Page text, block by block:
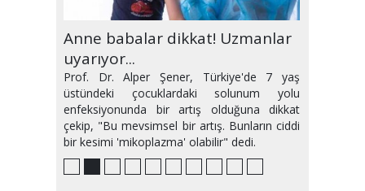
Randevuya gitmeyene yasak
geliyor!
Anne babalar dikkat! Uzmanlar
uyarıyor...
Prof. Dr. Alper Şener, Türkiye'de 7 yaş
üstündeki çocuklardaki solunum yolu
enfeksiyonunda bir artış olduğuna dikkat
çekip, "Bu mevsimsel bir artış. Bunların ciddi
bir kesimi 'mikoplazma' olabilir" dedi.
Hipertansiyona neden olan 6
hatalı alışkanlık!
Gebeliğin ilk üç ayı nasıl
geçirilmeli?
Güneşin ciltte en sık yol açtığı 5
hastalık
Klima hastalığı mı yoksa covid-
19 mu?
Türkiye'de maymun çiçeği
şüphesi
Sıvı kaybını 'meyve suyu' ile
önleyin
Ramazan'da kimler oruç
tutmamalı?
Güncelleme yapmayan sağlık
hizmeti alamayacak!